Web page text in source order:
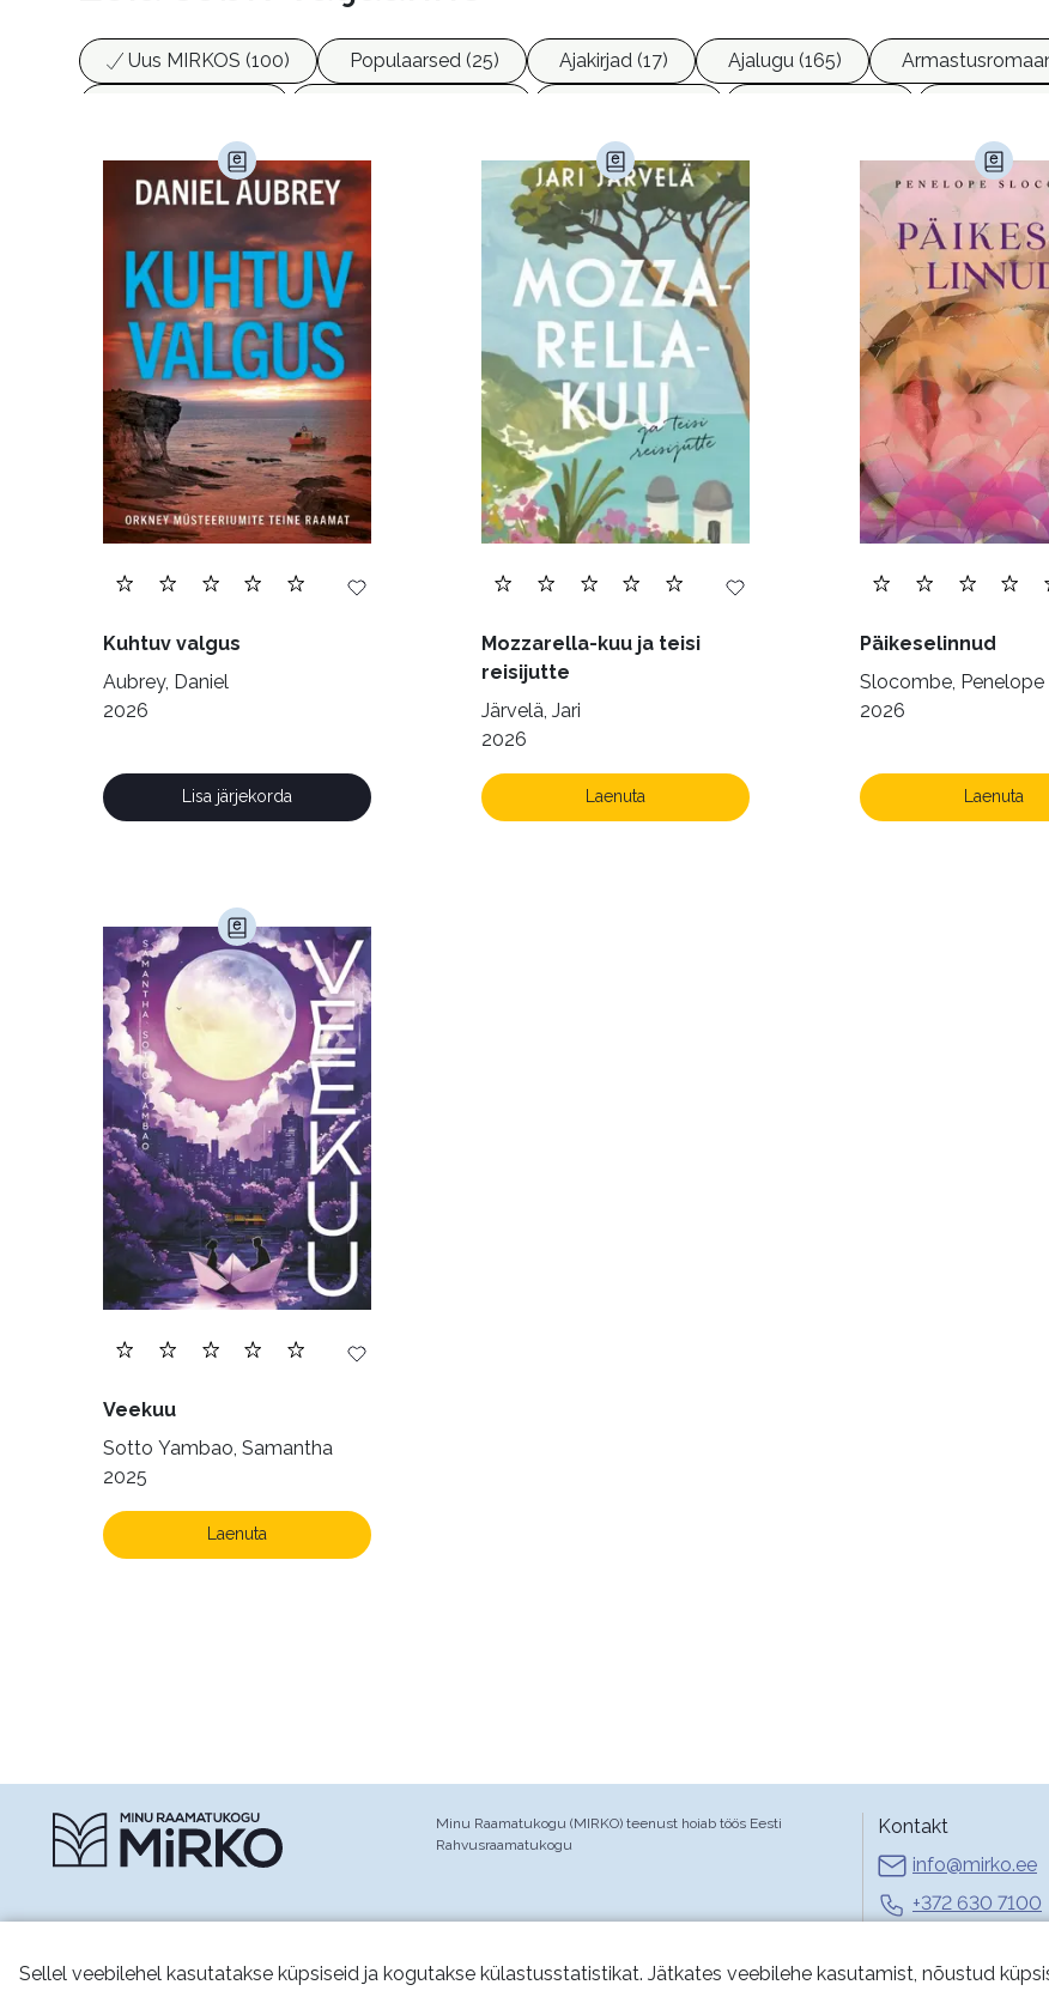
Sellel veebilehel kasutatakse küpsiseid ja kogutakse külastusstatistikat. Jätkates veebilehe kasutamist, nõustud
Uus MIRKOS (100) Populaarsed (25) Ajakirjad (17) Ajalugu (165)
Juhtimine (23) Krimi ja põnevik
Kunst ja looming (86)
Laste- ja noortekirjandus (581) Loodus (53) Loodusteadus (32)
Maamajandus (24)
Majandus (34) Perioodika (15) Psühholoogia (186) Rahandus
Siseturvalisus (34)
Sport (52) Tehnika (6) Telekommunikatsioon (9) Tervis (147)
Ulme ja fantaasia (243)
Õigus (22) Õppekirjandus (48)
Kuhtuv valgus
Aubrey, Daniel
2026
Lisa järjekorda
Mozzarella-kuu ja teisi
reisijutte
Järvelä, Jari
2026
Laenuta
Päikeselinnud
Slocombe, Penelope
2026
Laenuta
Veekuu
Sotto Yambao, Samantha
2025
Laenuta
Minu Raamatukogu (MIRKO) teenust hoiab töös Eesti
Rahvusraamatukogu
Kontakt
info@mirko.ee
+372 630 7100